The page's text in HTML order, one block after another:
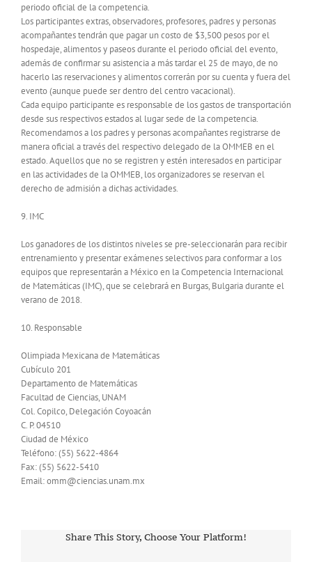
periodo oficial de la competencia.
Los participantes extras, observadores, profesores, padres y personas
acompañantes tendrán que pagar un costo de $3,500 pesos por el
hospedaje, alimentos y paseos durante el periodo oficial del evento,
además de confirmar su asistencia a más tardar el 25 de mayo, de no
hacerlo las reservaciones y alimentos correrán por su cuenta y fuera del
evento (aunque puede ser dentro del centro vacacional).
Cada equipo participante es responsable de los gastos de transportación
desde sus respectivos estados al lugar sede de la competencia.
Recomendamos a los padres y personas acompañantes registrarse de
manera oficial a través del respectivo delegado de la OMMEB en el
estado. Aquellos que no se registren y estén interesados en participar
en las actividades de la OMMEB, los organizadores se reservan el
derecho de admisión a dichas actividades.
9. IMC
Los ganadores de los distintos niveles se pre-seleccionarán para recibir
entrenamiento y presentar exámenes selectivos para conformar a los
equipos que representarán a México en la Competencia Internacional
de Matemáticas (IMC), que se celebrará en Burgas, Bulgaria durante el
verano de 2018.
10. Responsable
Olimpiada Mexicana de Matemáticas
Cubículo 201
Departamento de Matemáticas
Facultad de Ciencias, UNAM
Col. Copilco, Delegación Coyoacán
C. P. 04510
Ciudad de México
Teléfono: (55) 5622-4864
Fax: (55) 5622-5410
Email: omm@ciencias.unam.mx
Share This Story, Choose Your Platform!